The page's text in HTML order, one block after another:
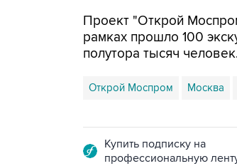
Проект "Открой
рамках прошло 100
полутора тысяч
Открой Моспром Москва
Купить подписку на
профессиональную